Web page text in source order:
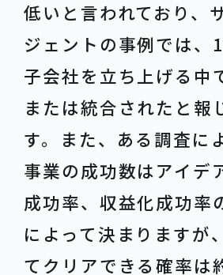
低いと言われており、
ジェントの事例では、
子会社を立ち上げる中
または統合されたと報
す。また、ある調査に
事業の成功数はアイデ
成功率、収益化成功率
によって決まりますが
てクリアできる確率は